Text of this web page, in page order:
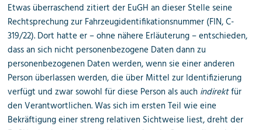
Etwas überraschend zitiert der EuGH an dieser Stelle seine
Rechtsprechung zur Fahrzeugidentifikationsnummer (FIN, C-
319/22). Dort hatte er – ohne nähere Erläuterung – entschieden,
dass an sich nicht personenbezogene Daten dann zu
personenbezogenen Daten werden, wenn sie einer anderen
Person überlassen werden, die über Mittel zur Identifizierung
verfügt und zwar sowohl für diese Person als auch indirektfür
den Verantwortlichen. Was sich im ersten Teil wie eine
Bekräftigung einer streng relativen Sichtweise liest, dreht der